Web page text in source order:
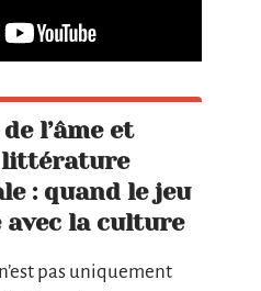
l’âme et
littérature
: quand le jeu
avec la culture
pas uniquement